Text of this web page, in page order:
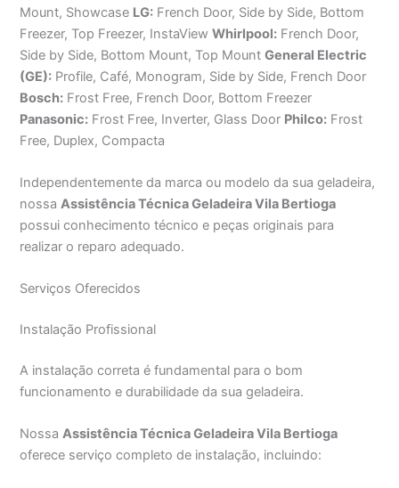
Mount, Showcase LG: French Door, Side by Side, Bottom
Freezer, Top Freezer, InstaViewWhirlpool: French Door,
Side by Side, Bottom Mount, Top MountGeneral Electric
(GE): Profile, Café, Monogram, Side by Side, French Door
Bosch: Frost Free, French Door, Bottom Freezer
Panasonic: Frost Free, Inverter, Glass Door Philco: Frost
Free, Duplex, Compacta
Independentemente da marca ou modelo da sua geladeira,
nossaAssistência Técnica Geladeira Vila Bertioga
possui conhecimento técnico e peças originais para
realizar o reparo adequado.
Serviços Oferecidos
Instalação Profissional
A instalação correta é fundamental para o bom
funcionamento e durabilidade da sua geladeira.
NossaAssistência Técnica Geladeira Vila Bertioga
oferece serviço completo de instalação, incluindo: